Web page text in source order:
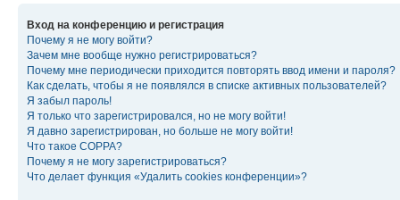
Вход на конференцию и регистрация
Почему я не могу войти?
Зачем мне вообще нужно регистрироваться?
Почему мне периодически приходится повторять ввод имени и пароля?
Как сделать, чтобы я не появлялся в списке активных пользователей?
Я забыл пароль!
Я только что зарегистрировался, но не могу войти!
Я давно зарегистрирован, но больше не могу войти!
Что такое COPPA?
Почему я не могу зарегистрироваться?
Что делает функция «Удалить cookies конференции»?